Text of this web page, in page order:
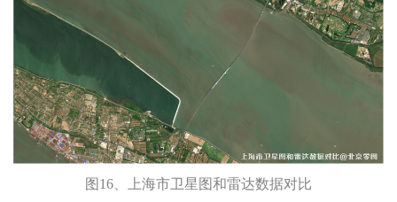
图16、上海市卫星图和雷达数据对比